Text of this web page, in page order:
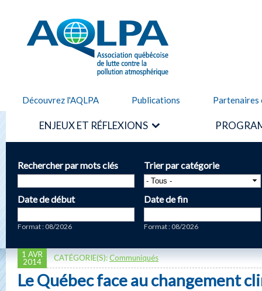
AQLPA
Découvrez l'AQLPA Publications Partenaires
ENJEUX ET RÉFLEXIONS
Rechercher par mots clés Trier par catégorie
Date de début
Format : 08/2026
Date de fin
Format : 08/2026
1 AVR
2014
CATÉGORIE(S):Communiqués
Le Québec face au changement